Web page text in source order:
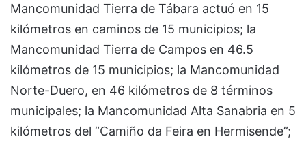
Mancomunidad Tierra de Tábara actuó en 15
kilómetros en caminos de 15 municipios; la
Mancomunidad Tierra de Campos en 46.5
kilómetros de 15 municipios; la Mancomunidad
Norte-Duero, en 46 kilómetros de 8 términos
municipales; la Mancomunidad Alta Sanabria en 5
kilómetros del “Camiño da Feira en Hermisende”;